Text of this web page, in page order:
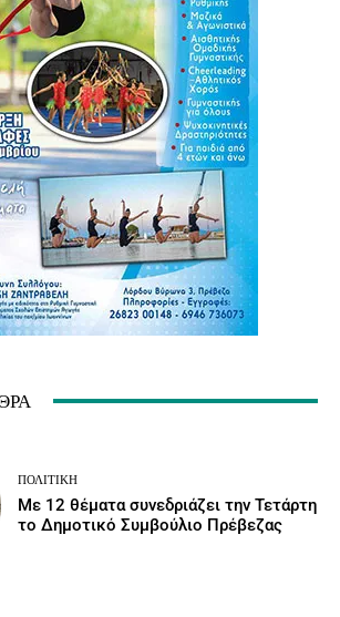
ΠΟΛΙΤΙΚΉ
Με 12 θέματα συνεδριάζει την Τετάρτη
το Δημοτικό Συμβούλιο Πρέβεζας